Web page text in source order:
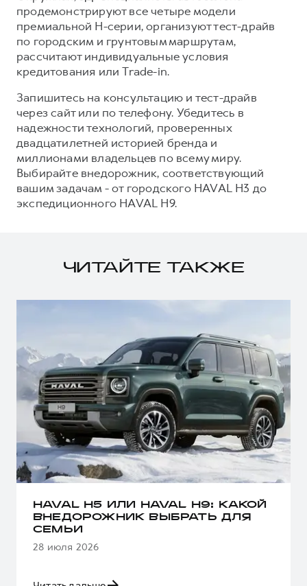
продемонстрируют все четыре модели
премиальной H-серии, организуют тест-драйв
по городским и грунтовым маршрутам,
рассчитают индивидуальные условия
кредитования или Trade-in.
Запишитесь на консультацию и тест-драйв
через сайт или по телефону. Убедитесь в
надежности технологий, проверенных
двадцатилетней историей бренда и
миллионами владельцев по всему миру.
Выбирайте внедорожник, соответствующий
вашим задачам - от городского HAVAL H3 до
экспедиционного HAVAL H9.
ЧИТАЙТЕ ТАКЖЕ
HAVAL H5 ИЛИ HAVAL H9: КАКОЙ
ВНЕДОРОЖНИК ВЫБРАТЬ ДЛЯ
СЕМЬИ
28 июля 2026